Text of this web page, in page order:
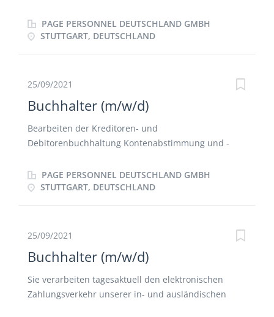
Unterstützung bei Quartals- und Jahresabschlüssen
Erstellung von Berichten und Auswertungen
PAGE PERSONNEL DEUTSCHLAND GMBH
STUTTGART, DEUTSCHLAND
25/09/2021
Buchhalter (m/w/d)
Bearbeiten der Kreditoren- und
Debitorenbuchhaltung Kontenabstimmung und -
Mahnwesens Vorbereitung und Mitwirkung bei den
Jahresabschlüssen Bearbeiten der Bankbuchhaltung
PAGE PERSONNEL DEUTSCHLAND GMBH
STUTTGART, DEUTSCHLAND
25/09/2021
Buchhalter (m/w/d)
Sie verarbeiten tagesaktuell den elektronischen
Zahlungsverkehr unserer in- und ausländischen